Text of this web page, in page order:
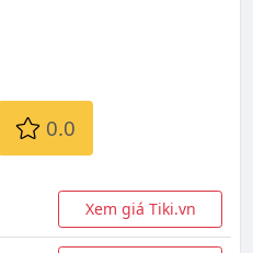
0.0
Xem giá Tiki.vn